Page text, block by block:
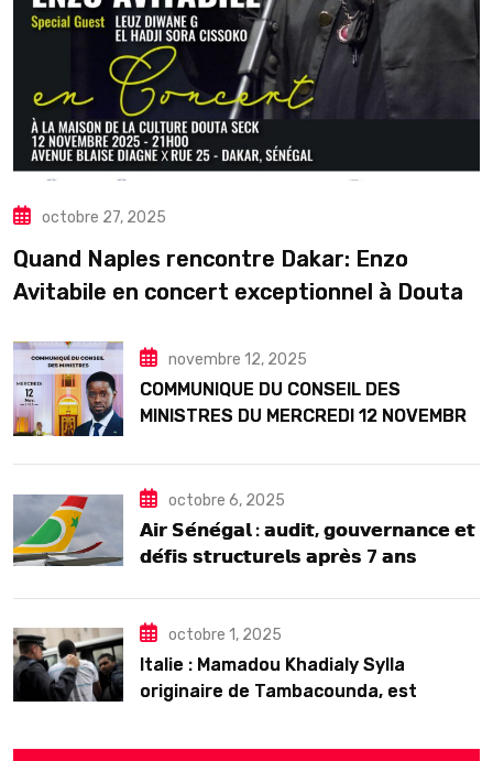
octobre 27, 2025
Quand Naples rencontre Dakar: Enzo
Avitabile en concert exceptionnel à Douta
novembre 12, 2025
COMMUNIQUE DU CONSEIL DES
MINISTRES DU MERCREDI 12 NOVEMBRE
octobre 6, 2025
𝗔𝗶𝗿 𝗦𝗲́𝗻𝗲́𝗴𝗮𝗹 : 𝗮𝘂𝗱𝗶𝘁, 𝗴𝗼𝘂𝘃𝗲𝗿𝗻𝗮𝗻𝗰𝗲 𝗲𝘁
𝗱𝗲́𝗳𝗶𝘀 𝘀𝘁𝗿𝘂𝗰𝘁𝘂𝗿𝗲𝗹𝘀 𝗮𝗽𝗿𝗲̀𝘀 7 𝗮𝗻𝘀
octobre 1, 2025
Italie : Mamadou Khadialy Sylla
originaire de Tambacounda, est
arrestation